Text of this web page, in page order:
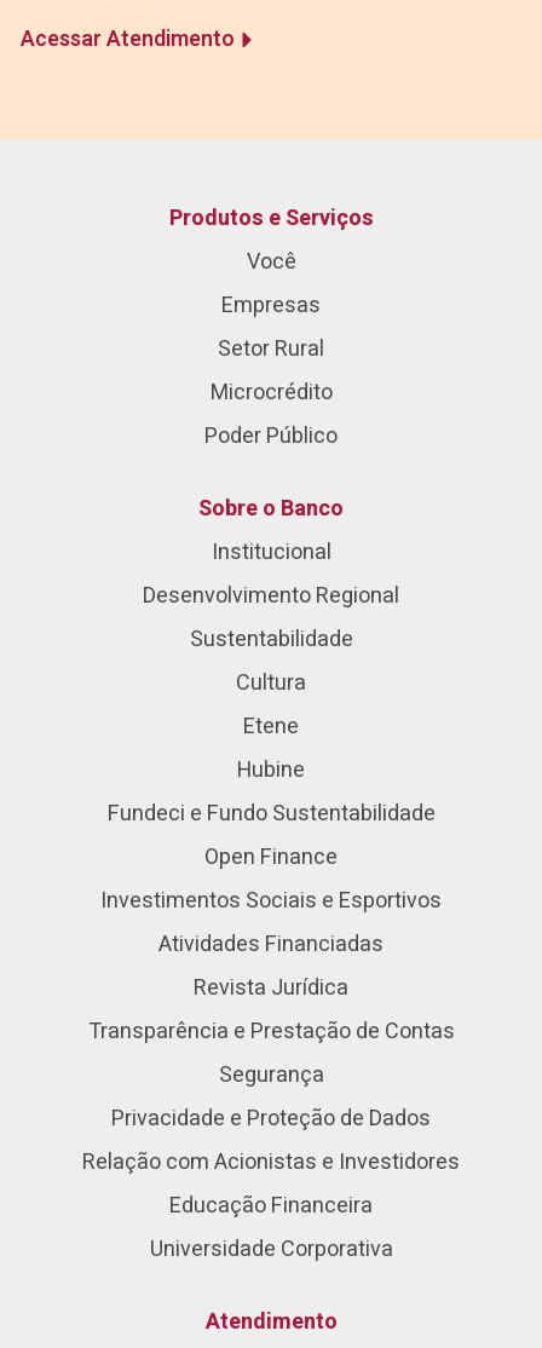
Acessar Atendimento
Produtos e Serviços
Você
Empresas
Setor Rural
Microcrédito
Poder Público
Sobre o Banco
Institucional
Desenvolvimento Regional
Sustentabilidade
Cultura
Etene
Hubine
Fundeci e Fundo Sustentabilidade
Open Finance
Investimentos Sociais e Esportivos
Atividades Financiadas
Revista Jurídica
Transparência e Prestação de Contas
Segurança
Privacidade e Proteção de Dados
Relação com Acionistas e Investidores
Educação Financeira
Universidade Corporativa
Atendimento